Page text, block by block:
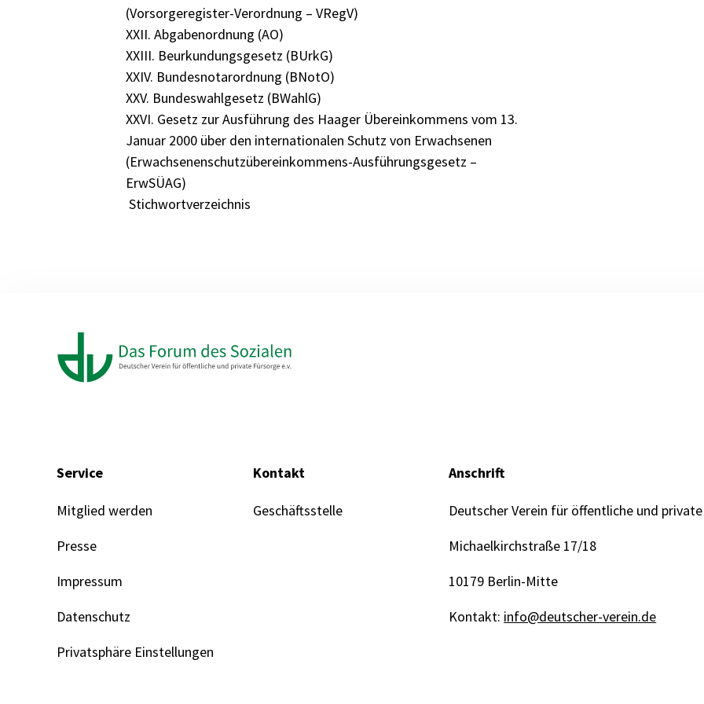
(Vorsorgeregister-Verordnung – VRegV)
XXII. Abgabenordnung (AO)
XXIII. Beurkundungsgesetz (BUrkG)
XXIV. Bundesnotarordnung (BNotO)
XXV. Bundeswahlgesetz (BWahlG)
XXVI. Gesetz zur Ausführung des Haager Übereinkommens vom 13.
Januar 2000 über den internationalen Schutz von Erwachsenen
(Erwachsenenschutzübereinkommens-Ausführungsgesetz –
ErwSÜAG)
Stichwortverzeichnis
Service
Mitglied werden
Presse
Impressum
Datenschutz
Privatsphäre Einstellungen
Kontakt
Geschäftsstelle
Anschrift
Deutscher Verein für öffentliche und private
Michaelkirchstraße 17/18
10179 Berlin-Mitte
Kontakt: info@deutscher-verein.de